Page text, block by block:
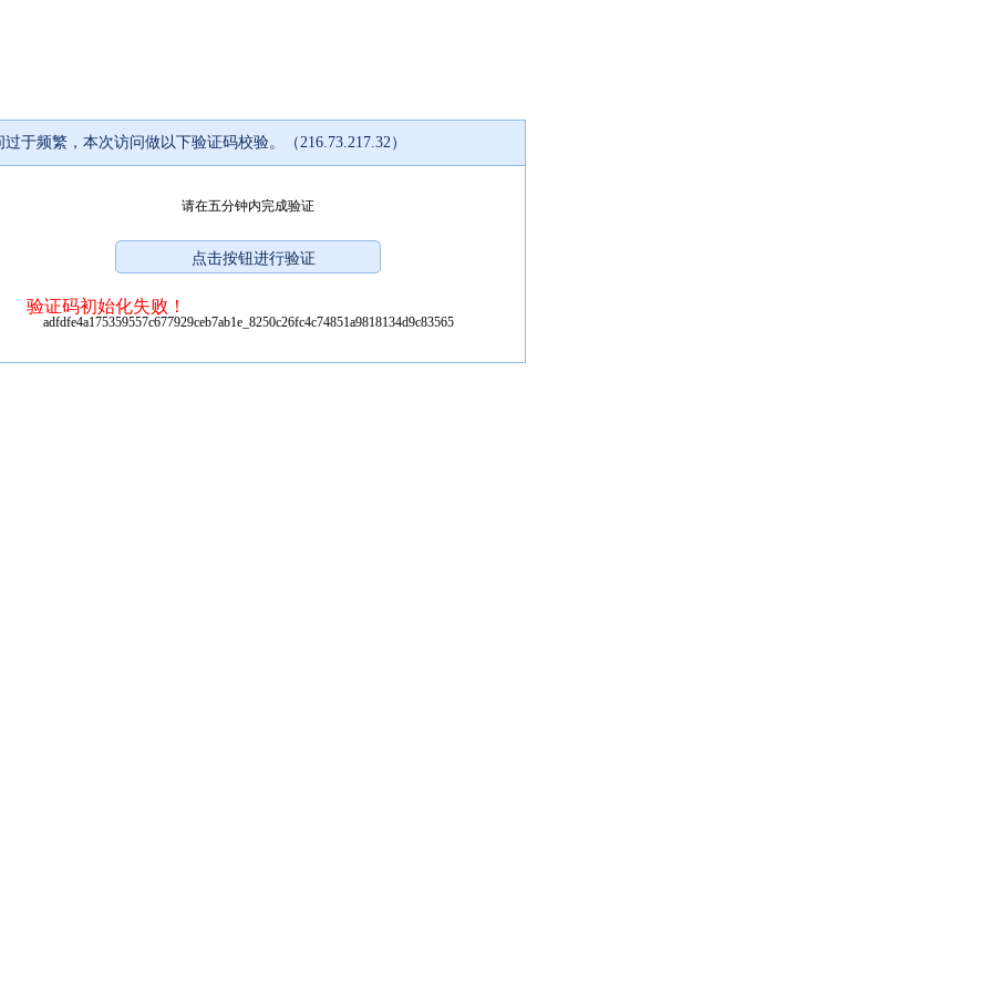
过于频繁，本次访问做以下验证码校验。（216.73.217.32）
请在五分钟内完成验证
验证码初始化失败！
adfdfe4a175359557c677929ceb7ab1e_8250c26fc4c74851a9818134d9c83565